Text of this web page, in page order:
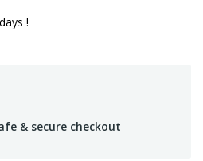
!
& secure checkout